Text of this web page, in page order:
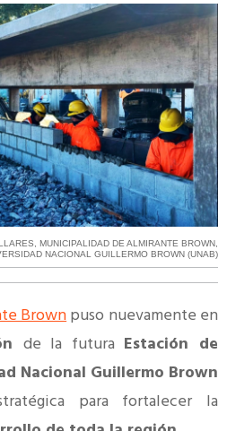
, MUNICIPALIDAD DE ALMIRANTE BROWN,
NACIONAL GUILLERMO BROWN (UNAB)
Brownpuso nuevamente en
de la futura Estación de
Nacional Guillermo Brown
para fortalecer la